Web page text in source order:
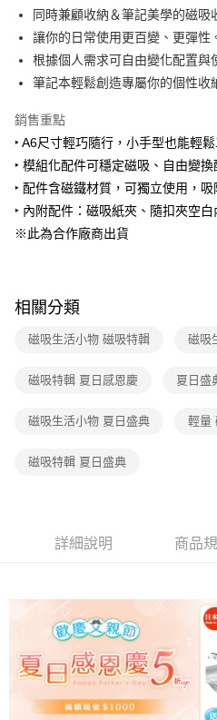
大哥付你分期
相關說明
【大哥付你分期使用說明】
1.本服務由台灣大哥大提供，台灣大哥
2.付款方式選擇「大哥付你分期」，訂
成交易。
3.實際核准額度、可分期數及費用金額
4.訂單成立30分鐘內，如未前往確認交
消。如遇「轉專審核」未通過狀況，表
法說明評估內容。
1.分期款項不併入電信帳單，「大哥付
醒簡訊。
【注意事項】
1.本服務係由「台灣大哥大股份有限公
用戶於交易時，得透過本服務購買商品
買賣價金債權讓與本公司後，依約使用
資料（包含姓名、電話或地址）提供予
3.完整用戶服務條款，請詳閱以下連結：
ATM付款
運送方式
宅配【父親節大回饋】限時$299免
每筆NT$150，滿NT$299(含以上)免
同時兼顧收納＆筆記美學的磁吸
讓你的日常使用更百變、更彈性
根據個人需求可自由變化配置與
筆記本輕鬆創造專屬你的個性收
銷售重點
‣ A6尺寸輕巧隨行，小手型也能輕
‣ 模組化配件可穩定磁吸、自由變
‣ 配件含磁鐵材質，可獨立使用，
‣ 內附配件：磁吸紙夾、隨扣夾空白
※此為合作廠商出貨
相關分類
磁吸生活小物 磁吸特輯 磁吸
磁吸特輯 夏日感恩慶 夏日盛
磁吸生活小物 夏日盛典 輕量
磁吸特輯 夏日盛典
詳細說明 商品